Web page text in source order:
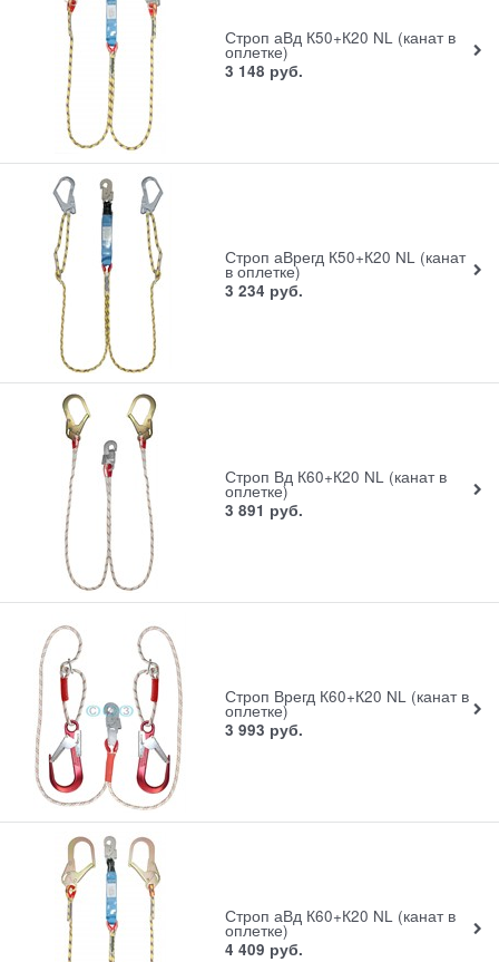
Строп аВд К50+К20 NL (канат в
оплетке)
3 148 руб.
Строп аВрегд К50+К20 NL (канат
в оплетке)
3 234 руб.
Строп Вд К60+К20 NL (канат в
оплетке)
3 891 руб.
Строп Врегд К60+К20 NL (канат в
оплетке)
3 993 руб.
Строп аВд К60+К20 NL (канат в
оплетке)
4 409 руб.